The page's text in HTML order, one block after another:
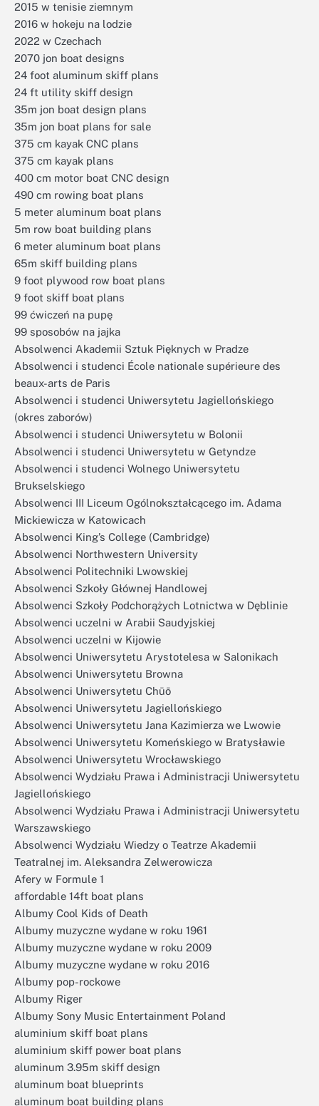
2015 w tenisie ziemnym
2016 w hokeju na lodzie
2022 w Czechach
2070 jon boat designs
24 foot aluminum skiff plans
24 ft utility skiff design
35m jon boat design plans
35m jon boat plans for sale
375 cm kayak CNC plans
375 cm kayak plans
400 cm motor boat CNC design
490 cm rowing boat plans
5 meter aluminum boat plans
5m row boat building plans
6 meter aluminum boat plans
65m skiff building plans
9 foot plywood row boat plans
9 foot skiff boat plans
99 ćwiczeń na pupę
99 sposobów na jajka
Absolwenci Akademii Sztuk Pięknych w Pradze
Absolwenci i studenci École nationale supérieure des
beaux-arts de Paris
Absolwenci i studenci Uniwersytetu Jagiellońskiego
(okres zaborów)
Absolwenci i studenci Uniwersytetu w Bolonii
Absolwenci i studenci Uniwersytetu w Getyndze
Absolwenci i studenci Wolnego Uniwersytetu
Brukselskiego
Absolwenci III Liceum Ogólnokształcącego im. Adama
Mickiewicza w Katowicach
Absolwenci King’s College (Cambridge)
Absolwenci Northwestern University
Absolwenci Politechniki Lwowskiej
Absolwenci Szkoły Głównej Handlowej
Absolwenci Szkoły Podchorążych Lotnictwa w Dęblinie
Absolwenci uczelni w Arabii Saudyjskiej
Absolwenci uczelni w Kijowie
Absolwenci Uniwersytetu Arystotelesa w Salonikach
Absolwenci Uniwersytetu Browna
Absolwenci Uniwersytetu Chūō
Absolwenci Uniwersytetu Jagiellońskiego
Absolwenci Uniwersytetu Jana Kazimierza we Lwowie
Absolwenci Uniwersytetu Komeńskiego w Bratysławie
Absolwenci Uniwersytetu Wrocławskiego
Absolwenci Wydziału Prawa i Administracji Uniwersytetu
Jagiellońskiego
Absolwenci Wydziału Prawa i Administracji Uniwersytetu
Warszawskiego
Absolwenci Wydziału Wiedzy o Teatrze Akademii
Teatralnej im. Aleksandra Zelwerowicza
Afery w Formule 1
affordable 14ft boat plans
Albumy Cool Kids of Death
Albumy muzyczne wydane w roku 1961
Albumy muzyczne wydane w roku 2009
Albumy muzyczne wydane w roku 2016
Albumy pop-rockowe
Albumy Riger
Albumy Sony Music Entertainment Poland
aluminium skiff boat plans
aluminium skiff power boat plans
aluminum 3.95m skiff design
aluminum boat blueprints
aluminum boat building plans